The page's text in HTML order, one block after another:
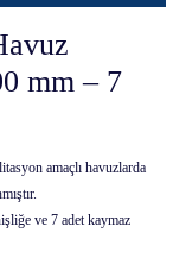
mm – 7
amaçlı havuzlarda
ve 7 adet kaymaz